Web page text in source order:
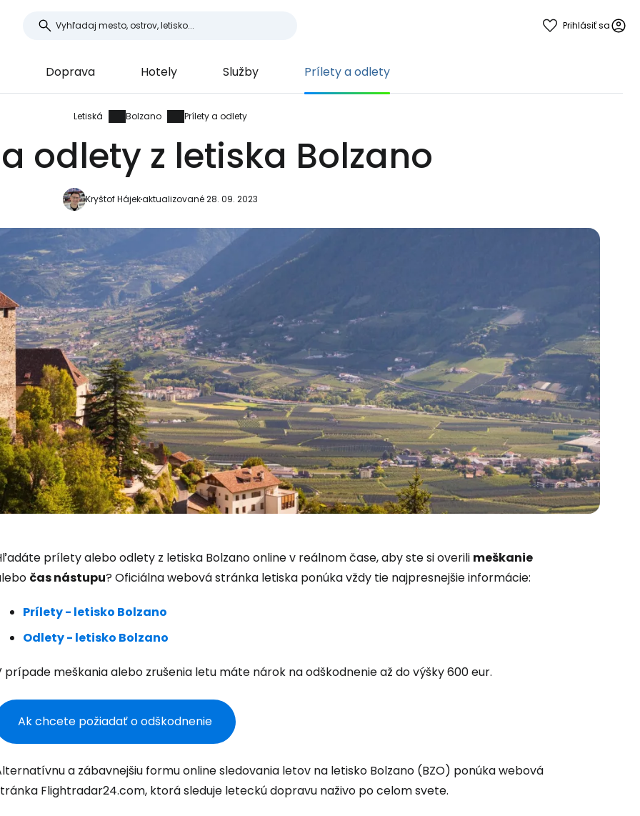
Prihlásiť sa
Doprava Hotely Služby Prílety a odlety
Letiská Bolzano Prílety a odlety
odlety z letiska Bolzano
Kryštof Hájekaktualizované 28. 09. 2023
prílety alebo odlety z letiska Bolzano online v reálnom čase, aby ste si overili meškanie
čas nástupu? Oficiálna webová stránka letiska ponúka vždy tie najpresnejšie informácie:
Prílety - letisko Bolzano
Odlety - letisko Bolzano
prípade meškania alebo zrušenia letu máte nárok na odškodnenie až do výšky 600 eur.
Ak chcete požiadať o odškodnenie
a zábavnejšiu formu online sledovania letov na letisko Bolzano (BZO) ponúka webová
Flightradar24.com, ktorá sleduje leteckú dopravu naživo po celom svete.
Prihláste sa do služby
Cestee
... celosvetovej komunity cestovateľov
Pokračovať s e-mailom